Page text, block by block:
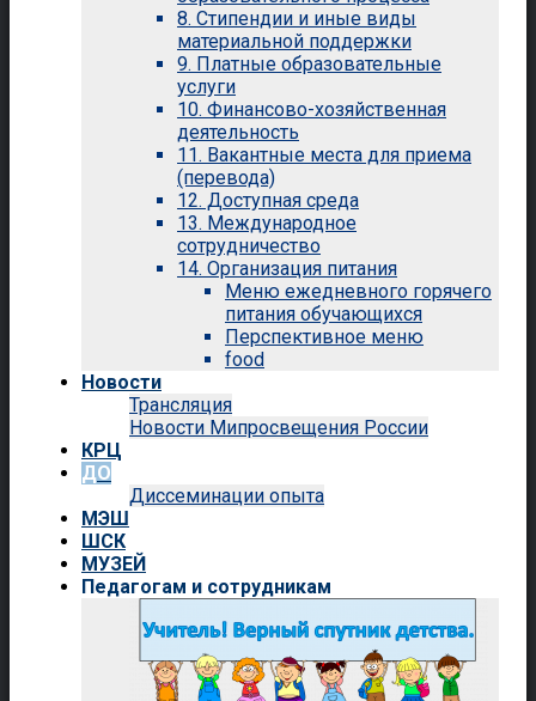
8. Стипендии и иные виды
материальной поддержки
9. Платные образовательные
услуги
10. Финансово-хозяйственная
деятельность
11. Вакантные места для приема
(перевода)
12. Доступная среда
13. Международное
сотрудничество
14. Организация питания
Меню ежедневного горячего
питания обучающихся
Перспективное меню
food
Новости
Трансляция
Новости Мипросвещения России
КРЦ
ДО
Диссеминации опыта
МЭШ
ШСК
МУЗЕЙ
Педагогам и сотрудникам